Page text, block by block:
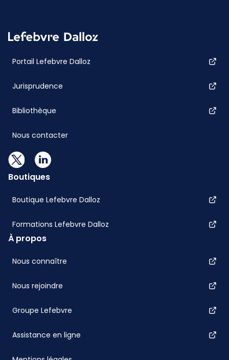
Portail Lefebvre Dalloz
Jurisprudence
Bibliothèque
Nous contacter
Boutiques
Boutique Lefebvre Dalloz
Formations Lefebvre Dalloz
À propos
Nous connaître
Nous rejoindre
Groupe Lefebvre
Assistance en ligne